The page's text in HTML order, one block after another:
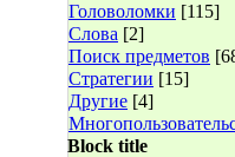
Головоломки [115]
Слова [2]
Поиск предметов
Стратегии [15]
Другие [4]
Block title